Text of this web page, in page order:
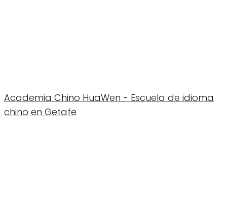
Academia Chino HuaWen - Escuela de idioma
chino en Getafe